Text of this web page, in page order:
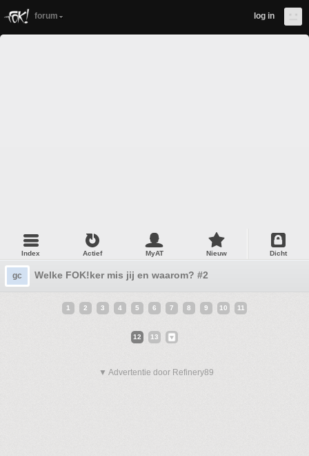
forum log in
Index Actief MyAT Nieuw Dicht
gc Welke FOK!ker mis jij en waarom? #2
1 2 3 4 5 6 7 8 9 10 11
12 13
▼ Advertentie door Refinery89